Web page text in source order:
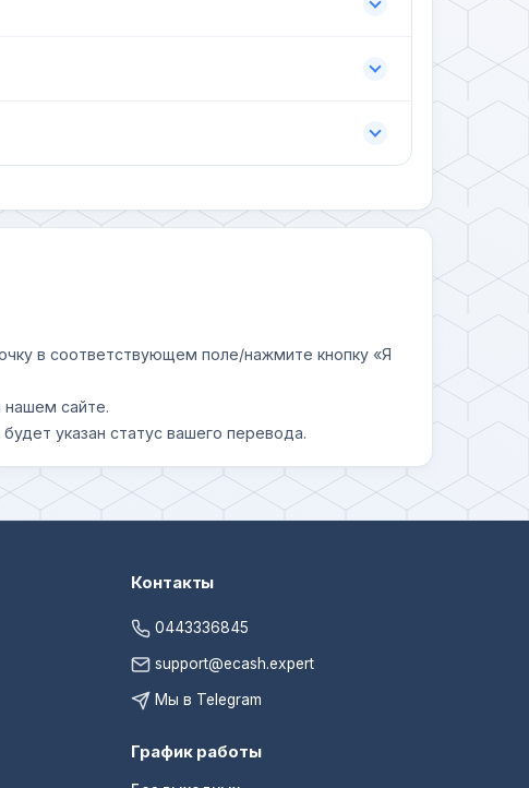
в соответствующем поле/нажмите кнопку «Я
нашем сайте.
указан статус вашего перевода.
Контакты
0443336845
support@ecash.expert
Мы в Telegram
График работы